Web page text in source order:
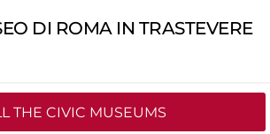
DI ROMA IN TRASTEVERE
THE CIVIC MUSEUMS